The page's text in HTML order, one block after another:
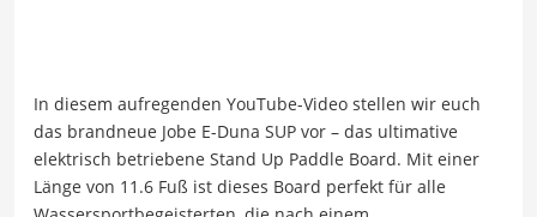
In diesem aufregenden YouTube-Video stellen wir euch
das brandneue Jobe E-Duna SUP vor – das ultimative
elektrisch betriebene Stand Up Paddle Board. Mit einer
Länge von 11.6 Fuß ist dieses Board perfekt für alle